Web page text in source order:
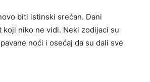
biti istinski srećan. Dani
niko ne vidi. Neki zodijaci su
noći i osećaj da su dali sve